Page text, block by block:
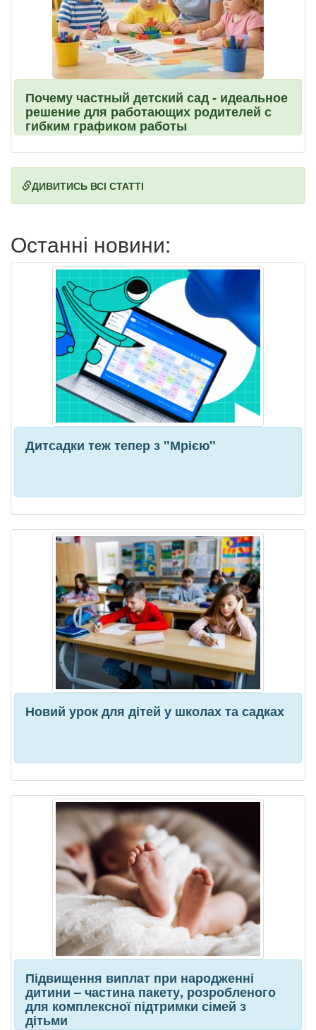
Почему частный детский сад - идеальное
решение для работающих родителей с
гибким графиком работы
ДИВИТИСЬ ВСІ СТАТТІ
Останні новини:
Дитсадки теж тепер з "Мрією"
Новий урок для дітей у школах та садках
Підвищення виплат при народженні
дитини – частина пакету, розробленого
для комплексної підтримки сімей з
дітьми